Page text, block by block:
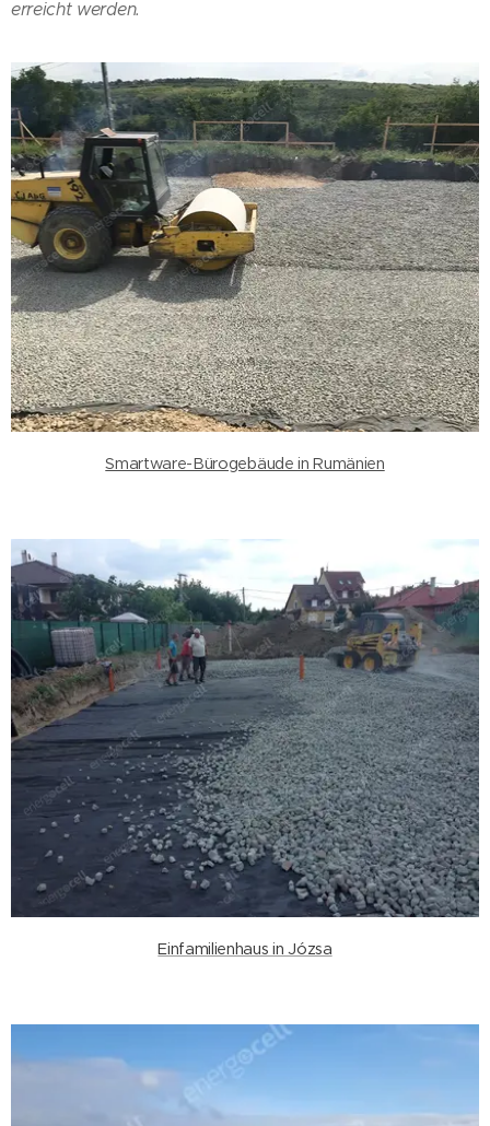
erreicht werden.
Smartware-Bürogebäude in Rumänien
Einfamilienhaus in Józsa